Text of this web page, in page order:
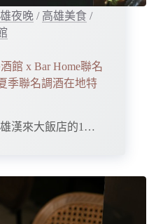
夜晚 / 高雄美食 /
館 x Bar Home聯名
季聯名調酒在地特
雄漢來大飯店的1…